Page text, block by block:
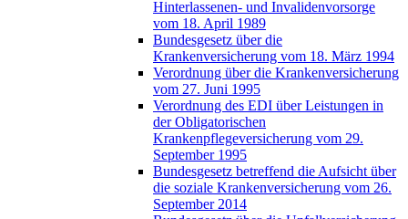
Hinterlassenen- und Invalidenvorsorge
vom 18. April 1989
Bundesgesetz über die
Krankenversicherung vom 18. März 1994
Verordnung über die Krankenversicherung
vom 27. Juni 1995
Verordnung des EDI über Leistungen in
der Obligatorischen
Krankenpflegeversicherung vom 29.
September 1995
Bundesgesetz betreffend die Aufsicht über
die soziale Krankenversicherung vom 26.
September 2014